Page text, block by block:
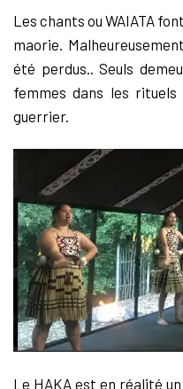
Les chants ou WAIATA
maorie.
été perdus.. Seuls
femmes dans les rituels
guerrier.
Le HAKA est en réalité